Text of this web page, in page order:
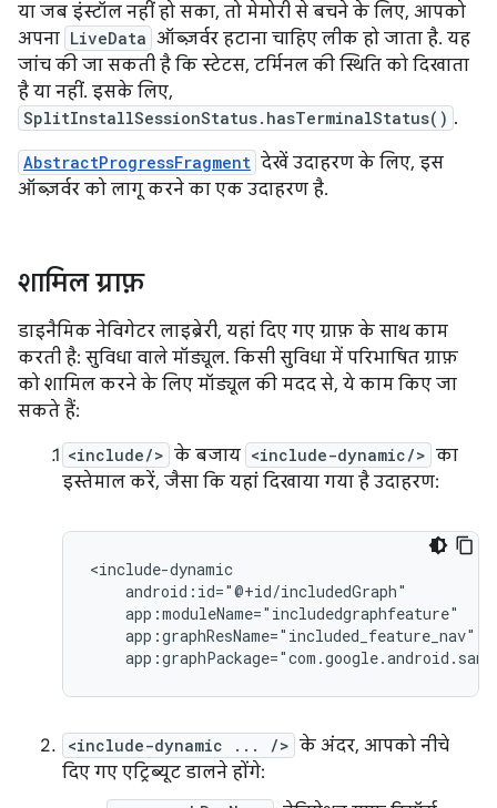
या जब इंस्टॉल नहीं हो सका, तो मेमोरी से बचने के लिए, आपको
अपना LiveData ऑब्ज़र्वर हटाना चाहिए लीक हो जाता है. यह
जांच की जा सकती है कि स्टेटस, टर्मिनल की स्थिति को दिखाता
है या नहीं. इसके लिए,
SplitInstallSessionStatus.hasTerminalStatus() .
AbstractProgressFragment देखें उदाहरण के लिए, इस
ऑब्ज़र्वर को लागू करने का एक उदाहरण है.
शामिल ग्राफ़
डाइनैमिक नेविगेटर लाइब्रेरी, यहां दिए गए ग्राफ़ के साथ काम
करती है: सुविधा वाले मॉड्यूल. किसी सुविधा में परिभाषित ग्राफ़
को शामिल करने के लिए मॉड्यूल की मदद से, ये काम किए जा
सकते हैं:
<include/> के बजाय <include-dynamic/> का
इस्तेमाल करें, जैसा कि यहां दिखाया गया है उदाहरण:
<include-dynamic ... /> के अंदर, आपको नीचे
दिए गए एट्रिब्यूट डालने होंगे: